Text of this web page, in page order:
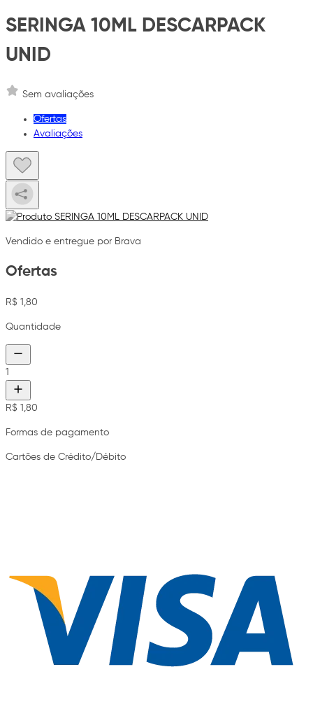
SERINGA 10ML DESCARPACK
UNID
Sem avaliações
Ofertas
Avaliações
Vendido e entregue por Brava
Ofertas
R$ 1,80
Quantidade
1
R$ 1,80
Formas de pagamento
Cartões de Crédito/Débito